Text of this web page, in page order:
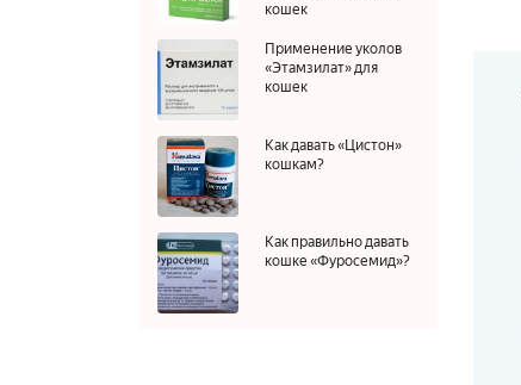
кошек
Применение уколов
«Этамзилат» для
кошек
Как давать «Цистон»
кошкам?
Как правильно давать
кошке «Фуросемид»?